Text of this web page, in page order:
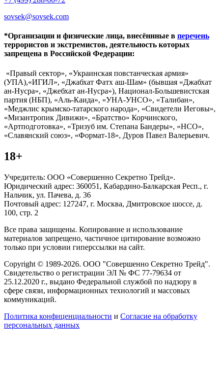
sovsek@sovsek.com
*Организации и физические лица, внесённные в перечень
террористов и экстремистов, деятельность которых
запрещена в Российской Федерации:
«Правый сектор», «Украинская повстанческая армия»
(УПА),«ИГИЛ», «Джабхат Фатх аш-Шам» (бывшая «Джабхат
ан-Нусра», «Джебхат ан-Нусра»), Национал-Большевистская
партия (НБП), «Аль-Каида», «УНА-УНСО», «Талибан»,
«Меджлис крымско-татарского народа», «Свидетели Иеговы»,
«Мизантропик Дивижн», «Братство» Корчинского,
«Артподготовка», «Тризуб им. Степана Бандеры», «НСО»,
«Славянский союз», «Формат-18», Дуров Павел Валерьевич.
18+
Учредитель: ООО «Совершенно Секретно Трейд».
Юридический адрес: 360051, Кабардино-Балкарская Респ., г.
Нальчик, ул. Пачева, д. 36
Почтовый адрес: 127247, г. Москва, Дмитровское шоссе, д.
100, стр. 2
Все права защищены. Копирование и использование
материалов запрещено, частичное цитирование возможно
только при условии гиперссылки на сайт.
Copyright © 1989-2026. ООО "Совершенно Секретно Трейд".
Свидетельство о регистрации ЭЛ № ФС 77-79634 от
25.12.2020 г., выдано Федеральной службой по надзору в
сфере связи, информационных технологий и массовых
коммуникаций.
Политика конфиценциальности и Согласие на обработку
персональных данных